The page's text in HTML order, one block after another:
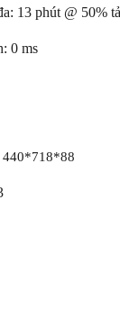
13 phút @ 50%
0 ms
440*718*88